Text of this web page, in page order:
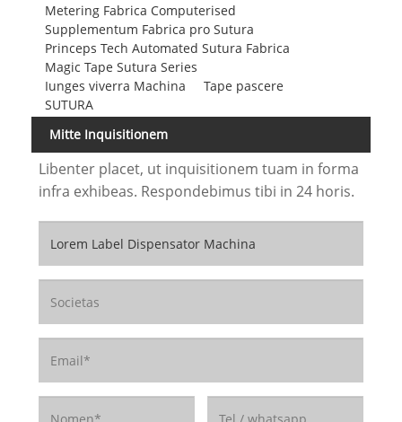
Metering Fabrica Computerised
Supplementum Fabrica pro Sutura
Princeps Tech Automated Sutura Fabrica
Magic Tape Sutura Series
Iunges viverra Machina
Tape pascere
SUTURA
Mitte Inquisitionem
Libenter placet, ut inquisitionem tuam in forma
infra exhibeas. Respondebimus tibi in 24 horis.